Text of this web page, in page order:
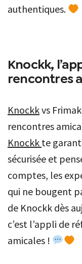
authentiques.
Knockk,
rencontres
Knockkvs
rencontres
Knockk te
sécurisée et
comptes, les
qui ne bougent
de Knockk dès
c’est l’appli de
amicales !